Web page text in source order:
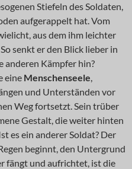
Stiefeln des Soldaten,
aufgerappelt hat. Vom
aus dem ihm leichter
senkt er den Blick lieber in
anderen Kämpfer hin?
eine Menschenseele,
und Unterständen vor
Weg fortsetzt. Sein trüber
Gestalt, die weiter hinten
es ein anderer Soldat? Der
beginnt, den Untergrund
fängt und aufrichtet, ist die